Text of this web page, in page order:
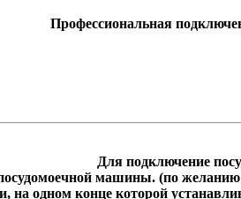
Профессиональная
Для подключение
машины. (по
на одном конце которой